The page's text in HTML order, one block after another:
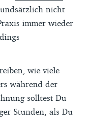
nicht
immer wieder
wie viele
während der
solltest Du
Stunden, als Du